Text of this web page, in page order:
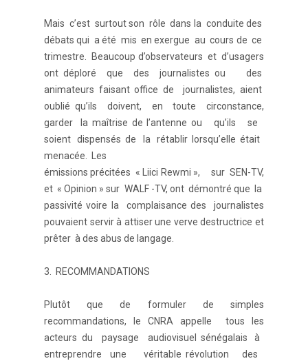
Mais c’est surtout son rôle dans la conduite des
débats qui a été mis en exergue au cours de ce
trimestre. Beaucoup d’observateurs et d’usagers
ont déploré que des journalistes ou des
animateurs faisant office de journalistes, aient
oublié qu’ils doivent, en toute circonstance,
garder la maîtrise de l’antenne ou qu’ils se
soient dispensés de la rétablir lorsqu’elle était
menacée. Les
émissions précitées « Liici Rewmi », sur SEN-TV,
et « Opinion » sur WALF -TV, ont démontré que la
passivité voire la complaisance des journalistes
pouvaient servir à attiser une verve destructrice et
prêter à des abus de langage.
3. RECOMMANDATIONS
Plutôt que de formuler de simples
recommandations, le CNRA appelle tous les
acteurs du paysage audiovisuel sénégalais à
entreprendre une véritable révolution des